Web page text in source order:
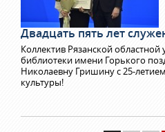
Двадцать пять лет
Коллектив Рязанской
библиотеки имени Горького
Николаевну Гришину с 25-
культуры!